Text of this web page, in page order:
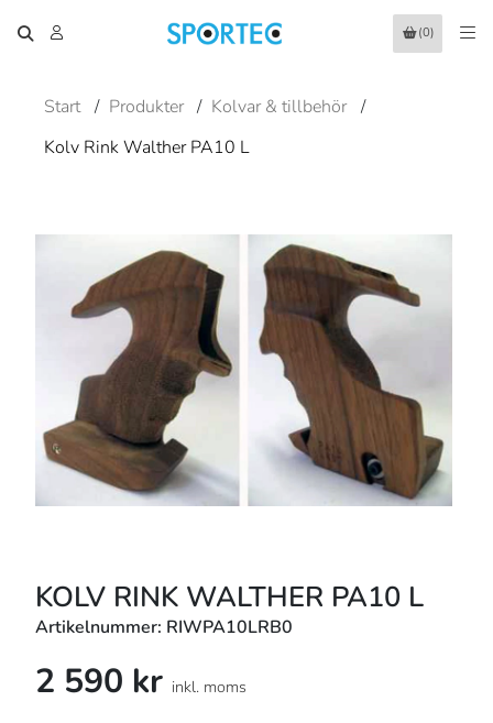
(0)
Start / Produkter / Kolvar & tillbehör /
Kolv Rink Walther PA10 L
KOLV RINK WALTHER PA10 L
Artikelnummer: RIWPA10LRB0
2 590 kr inkl. moms